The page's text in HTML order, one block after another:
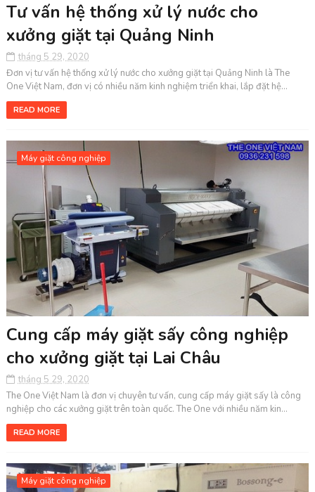
Tư vấn hệ thống xử lý nước cho
xưởng giặt tại Quảng Ninh
tháng 5 29, 2020
Đơn vị tư vấn hệ thống xử lý nước cho xưởng giặt tại Quảng Ninh là The
One Việt Nam, đơn vị có nhiều năm kinh nghiệm triển khai, lắp đặt hệ...
READ MORE
Máy giặt công nghiệp
Cung cấp máy giặt sấy công nghiệp
cho xưởng giặt tại Lai Châu
tháng 5 29, 2020
The One Việt Nam là đơn vị chuyên tư vấn, cung cấp máy giặt sấy là công
nghiệp cho các xưởng giặt trên toàn quốc. The One với nhiều năm kin...
READ MORE
Máy giặt công nghiệp